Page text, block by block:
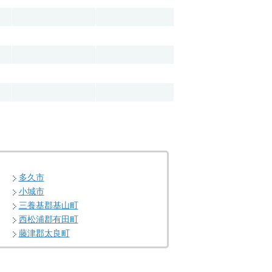
多久市
小城市
三養基郡基山町
西松浦郡有田町
藤津郡太良町